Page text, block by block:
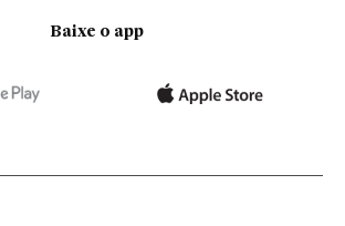
Baixe o app